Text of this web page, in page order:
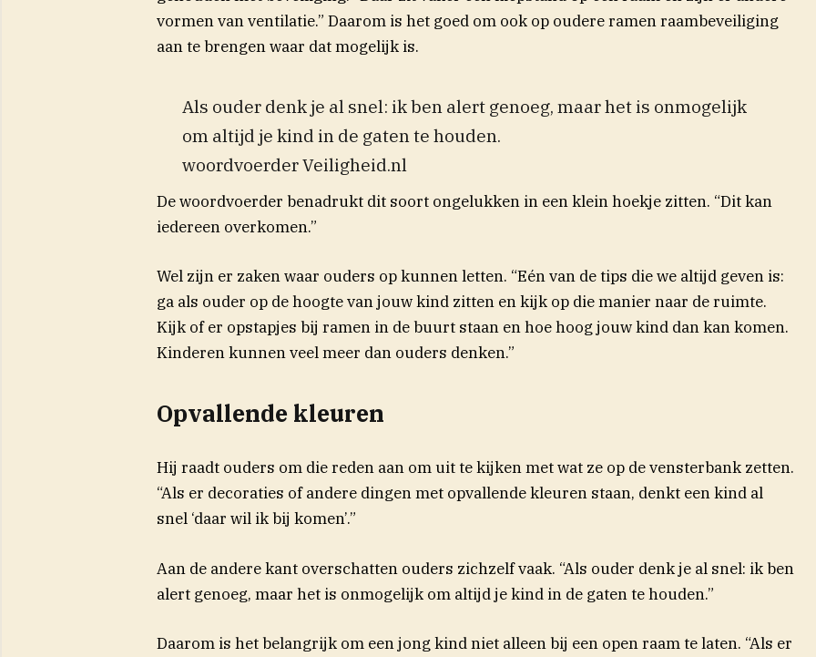
vormen van ventilatie.” Daarom is het goed om ook op oudere ramen raambeveiliging
aan te brengen waar dat mogelijk is.
Als ouder denk je al snel: ik ben alert genoeg, maar het is onmogelijk
om altijd je kind in de gaten te houden.
woordvoerder Veiligheid.nl
De woordvoerder benadrukt dit soort ongelukken in een klein hoekje zitten. “Dit kan
iedereen overkomen.”
Wel zijn er zaken waar ouders op kunnen letten. “Eén van de tips die we altijd geven is:
ga als ouder op de hoogte van jouw kind zitten en kijk op die manier naar de ruimte.
Kijk of er opstapjes bij ramen in de buurt staan en hoe hoog jouw kind dan kan komen.
Kinderen kunnen veel meer dan ouders denken.”
Opvallende kleuren
Hij raadt ouders om die reden aan om uit te kijken met wat ze op de vensterbank zetten.
“Als er decoraties of andere dingen met opvallende kleuren staan, denkt een kind al
snel ‘daar wil ik bij komen’.”
Aan de andere kant overschatten ouders zichzelf vaak. “Als ouder denk je al snel: ik ben
alert genoeg, maar het is onmogelijk om altijd je kind in de gaten te houden.”
Daarom is het belangrijk om een jong kind niet alleen bij een open raam te laten. “Als er